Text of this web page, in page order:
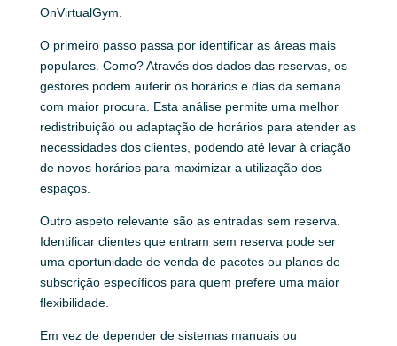
OnVirtualGym.
O primeiro passo passa por identificar as áreas mais
populares. Como? Através dos dados das reservas, os
gestores podem auferir os horários e dias da semana
com maior procura. Esta análise permite uma melhor
redistribuição ou adaptação de horários para atender as
necessidades dos clientes, podendo até levar à criação
de novos horários para maximizar a utilização dos
espaços.
Outro aspeto relevante são as entradas sem reserva.
Identificar clientes que entram sem reserva pode ser
uma oportunidade de venda de pacotes ou planos de
subscrição específicos para quem prefere uma maior
flexibilidade.
Em vez de depender de sistemas manuais ou